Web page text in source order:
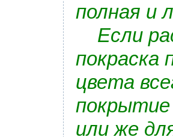
полная и
Если
покраска
цвета
или же